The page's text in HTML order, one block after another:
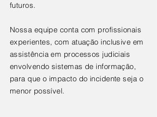
futuros.
Nossa equipe conta com profissionais
experientes, com atuação inclusive em
assistência em processos judiciais
envolvendo sistemas de informação,
para que o impacto do incidente seja o
menor possível.